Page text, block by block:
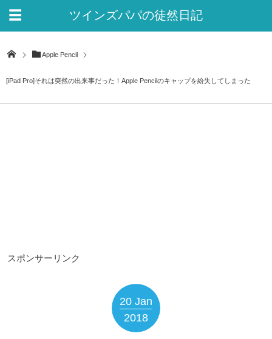
ツインズパパの徒然日記
Apple Pencil
[iPad Pro]それは突然の出来事だった！Apple Pencilのキャップを紛失してしまった
スポンサーリンク
20 Jan
2018